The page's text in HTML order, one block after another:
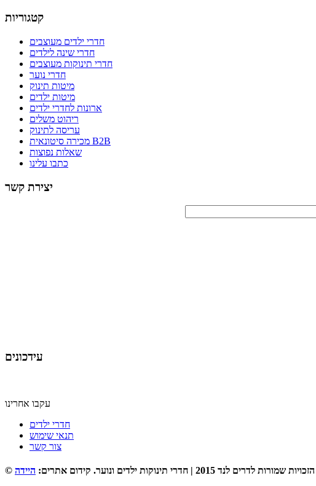
קטגוריות
חדרי ילדים מעוצבים
חדרי שינה לילדים
חדרי תינוקות מעוצבים
חדרי נוער
מיטות תינוק
מיטות ילדים
ארונות לחדרי ילדים
ריהוט משלים
עריסה לתינוק
מכירה סיטונאית B2B
שאלות נפוצות
כתבו עלינו
יצירת קשר
עידכונים
עקבו אחרינו
חדרי ילדים
תנאי שימוש
צור קשר
שמורות לדרים לנד 2015 | חדרי תינוקות ילדים ונוער. קידום אתרים: היידה